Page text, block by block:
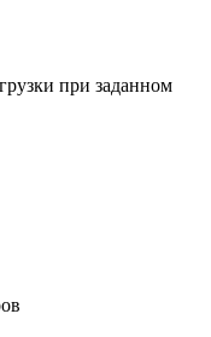
при заданном